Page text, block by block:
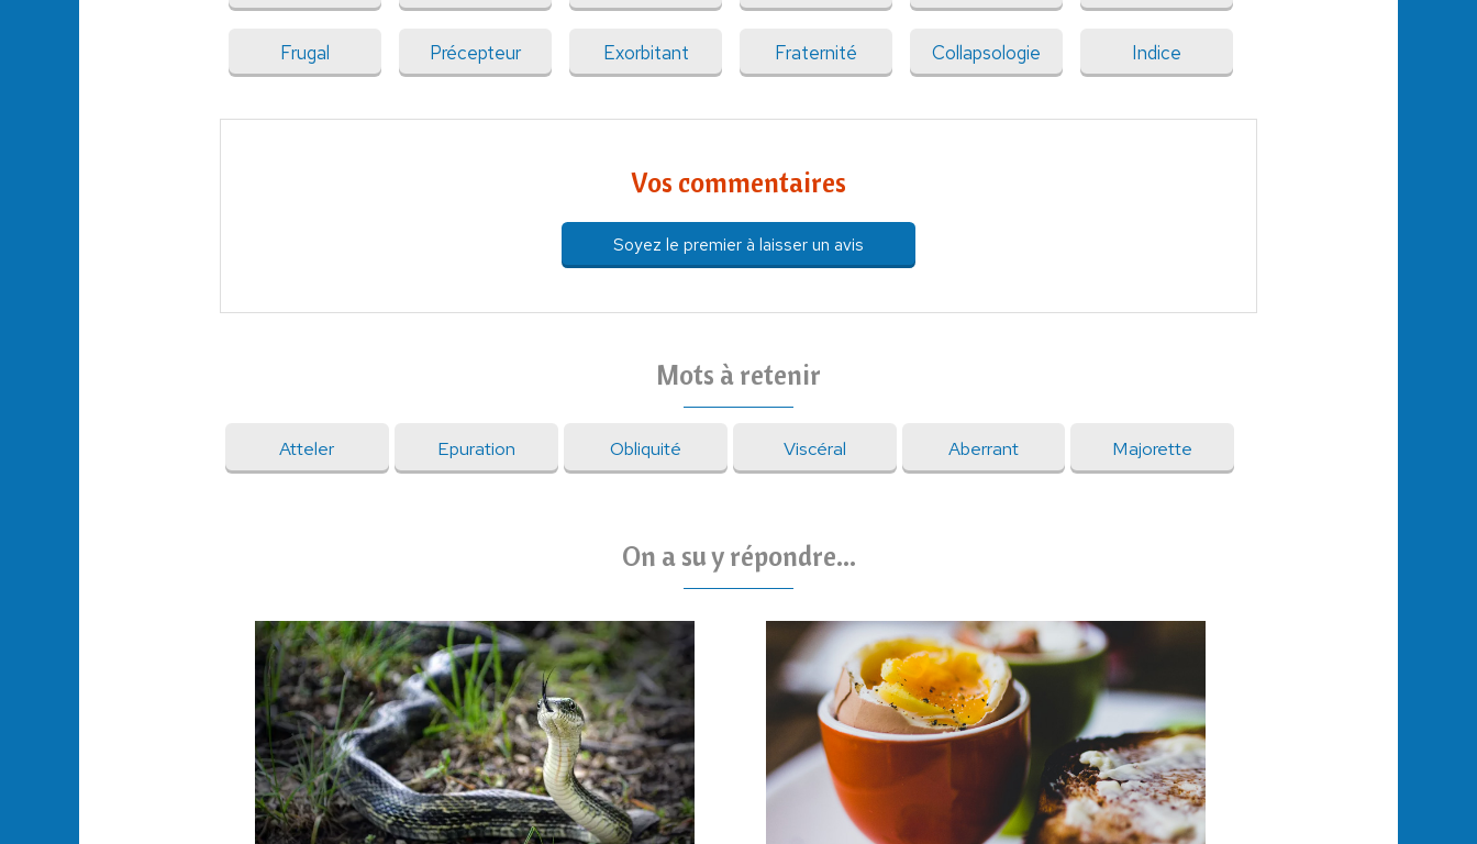
Frugal Précepteur Exorbitant Fraternité Collapsologie Indice
Vos commentaires
Soyez le premier à laisser un avis
Mots à retenir
Atteler Epuration Obliquité Viscéral Aberrant Majorette
On a su y répondre...